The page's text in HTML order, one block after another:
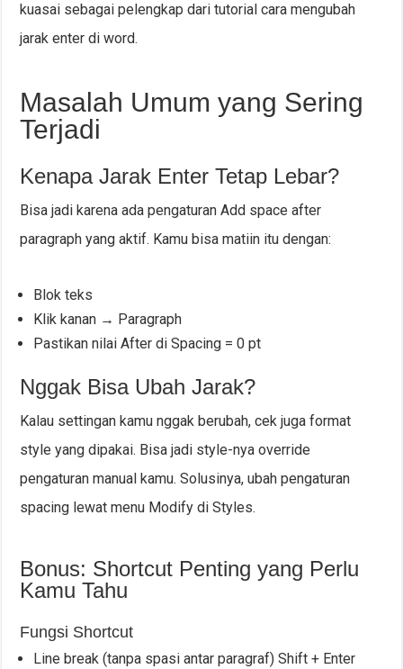
kuasai sebagai pelengkap dari tutorial cara mengubah
jarak enter di word.
Masalah Umum yang Sering
Terjadi
Kenapa Jarak Enter Tetap Lebar?
Bisa jadi karena ada pengaturan Add space after
paragraph yang aktif. Kamu bisa matiin itu dengan:
Blok teks
Klik kanan → Paragraph
Pastikan nilai After di Spacing = 0 pt
Nggak Bisa Ubah Jarak?
Kalau settingan kamu nggak berubah, cek juga format
style yang dipakai. Bisa jadi style-nya override
pengaturan manual kamu. Solusinya, ubah pengaturan
spacing lewat menu Modify di Styles.
Bonus: Shortcut Penting yang Perlu
Kamu Tahu
Fungsi Shortcut
Line break (tanpa spasi antar paragraf) Shift + Enter